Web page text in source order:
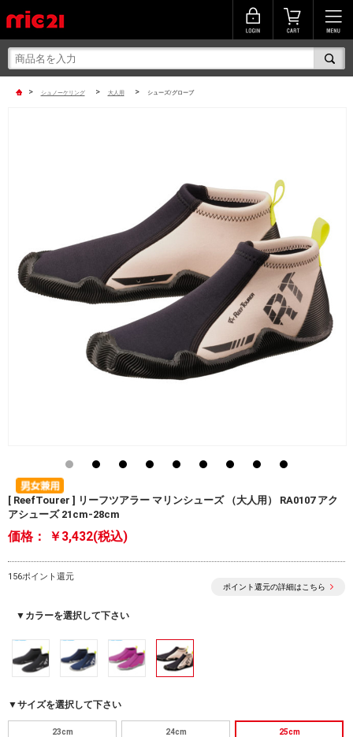
> シュノーケリング > 大人用 > シューズ/グローブ
[ ReefTourer ] リーフツアラー マリンシューズ （大人用） RA0107 アク
アシューズ 21cm-28cm
価格： ￥3,432(税込)
156ポイント還元
ポイント還元の詳細はこちら
▼カラーを選択して下さい
▼サイズを選択して下さい
23cm 24cm 25cm